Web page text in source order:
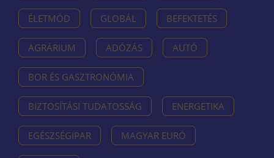
ÉLETMÓD GLOBÁL BEFEKTETÉS
AGRÁRIUM ADÓZÁS AUTÓ
BOR ÉS GASZTRONÓMIA
BIZTOSÍTÁSI TUDATOSSÁG ENERGETIKA
EGÉSZSÉGIPAR MAGYAR EURÓ